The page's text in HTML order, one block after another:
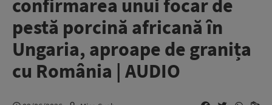
confirmarea unui focar de
pestă porcină africană în
Ungaria, aproape de granița
cu România | AUDIO